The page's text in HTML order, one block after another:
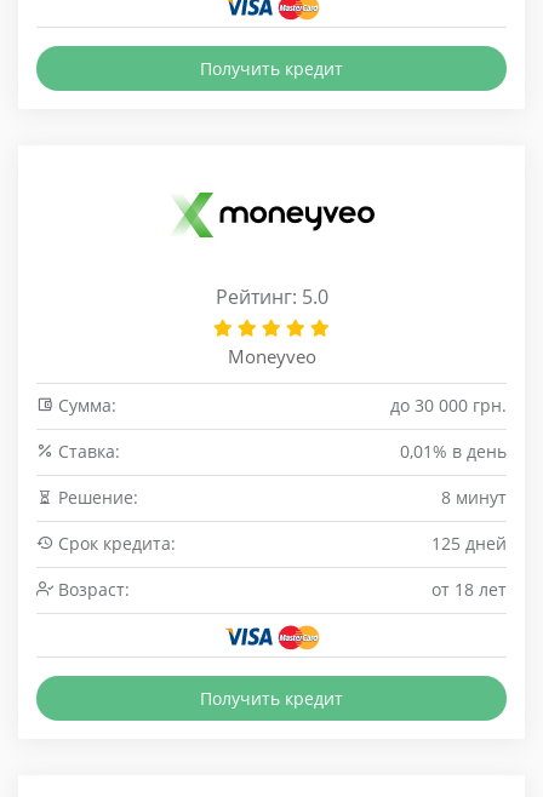
Получить кредит
Рейтинг: 5.0
Moneyveo
Сумма:
до 30 000 грн.
Cтавка:
0,01% в день
Решение:
8 минут
Срок кредита:
125 дней
Возраст:
от 18 лет
Получить кредит